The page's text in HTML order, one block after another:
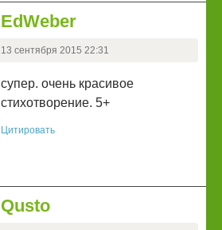
EdWeber
13 сентября 2015 22:31
супер. очень красивое
стихотворение. 5+
Цитировать
Qusto